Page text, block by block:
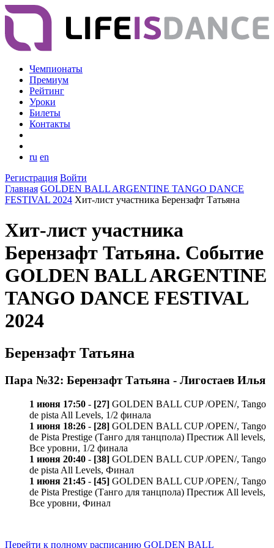
Чемпионаты
Премиум
Рейтинг
Уроки
Билеты
Контакты
ru en
Регистрация Войти
Главная GOLDEN BALL ARGENTINE TANGO DANCE
FESTIVAL 2024 Хит-лист участника Берензафт Татьяна
Хит-лист участника
Берензафт Татьяна. Событие
GOLDEN BALL ARGENTINE
TANGO DANCE FESTIVAL
2024
Берензафт Татьяна
Пара №32: Берензафт Татьяна - Лигостаев Илья
1 июня 17:50 - [27] GOLDEN BALL CUP /OPEN/, Tango
de pista All Levels, 1/2 финала
1 июня 18:26 - [28] GOLDEN BALL CUP /OPEN/, Tango
de Pista Prestige (Танго для танцпола) Престиж All levels,
Все уровни, 1/2 финала
1 июня 20:40 - [38] GOLDEN BALL CUP /OPEN/, Tango
de pista All Levels, Финал
1 июня 21:45 - [45] GOLDEN BALL CUP /OPEN/, Tango
de Pista Prestige (Танго для танцпола) Престиж All levels,
Все уровни, Финал
Перейти к полному расписанию GOLDEN BALL